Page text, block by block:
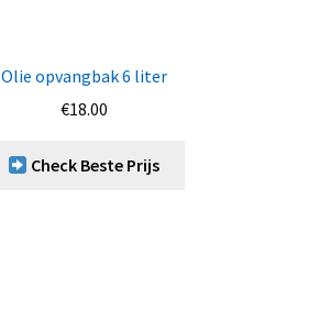
Olie opvangbak 6 liter
€18.00
Check Beste Prijs